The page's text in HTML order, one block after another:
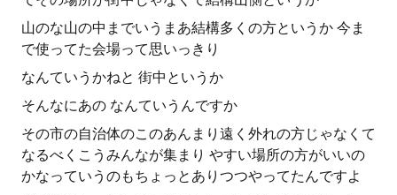
山のな山の中までいうまあ結構多くの方というか 今ま
で使ってた会場って思いっきり
なんていうかねと 街中というか
そんなにあの なんていうんですか
その市の自治体のこのあんまり遠く外れの方じゃなくて
なるべくこうみんなが集まり やすい場所の方がいいの
かなっていうのもちょっとありつつやってたんですよ